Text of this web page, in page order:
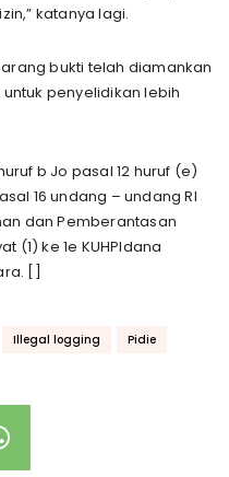
katanya lagi.
bukti telah diamankan
penyelidikan lebih
b Jo pasal 12 huruf (e)
16 undang – undang RI
dan Pemberantasan
(1) ke 1e KUHPIdana
[]
Illegal logging
Pidie